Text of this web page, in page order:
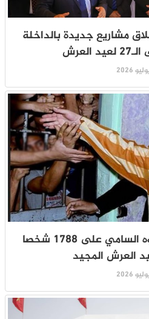
مشاريع جديدة بالداخلة
العرش
جلالة الملك يصدر عفوه السامي على 1788 شخصا
العرش المجيد